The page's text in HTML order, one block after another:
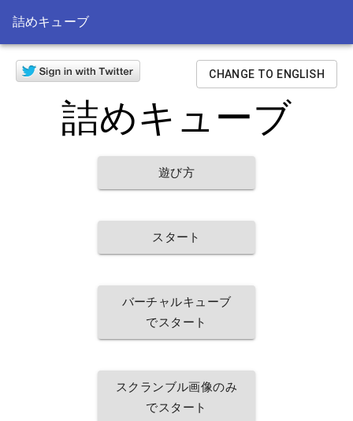
詰めキューブ
CHANGE TO ENGLISH
詰めキューブ
遊び方
スタート
バーチャルキューブ
でスタート
スクランブル画像のみ
でスタート